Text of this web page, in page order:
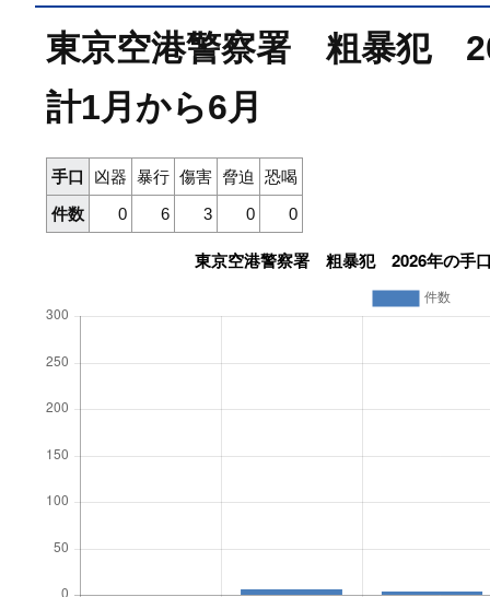
東京空港警察署 粗暴犯
計1月から6月
手口 凶器 暴行 傷害 脅迫
恐喝
件数
0 6 3 0 0